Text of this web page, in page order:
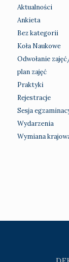
Aktualności
Ankieta
Bez kategorii
Koła Naukowe
Odwołanie
plan zajęć
Praktyki
Rejestracje
Sesja
Wydarzenia
Wymiana